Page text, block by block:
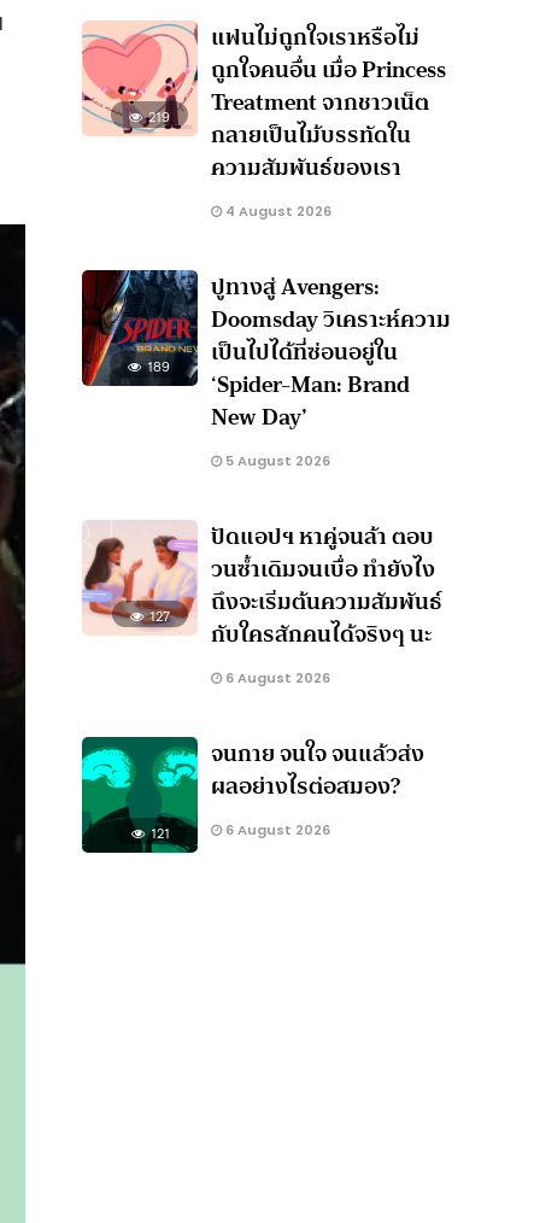
219
แฟนไม่ถูกใจเราหรือไม่
ถูกใจคนอื่น เมื่อ Princess
Treatment จากชาวเน็ต
กลายเป็นไม้บรรทัดใน
ความสัมพันธ์ของเรา
4 August 2026
189
ปูทางสู่ Avengers:
Doomsday วิเคราะห์ความ
เป็นไปได้ที่ซ่อนอยู่ใน
‘Spider-Man: Brand
New Day’
5 August 2026
127
ปัดแอปฯ หาคู่จนล้า ตอบ
วนซ้ำเดิมจนเบื่อ ทำยังไง
ถึงจะเริ่มต้นความสัมพันธ์
กับใครสักคนได้จริงๆ นะ
6 August 2026
121
จนกาย จนใจ จนแล้วส่ง
ผลอย่างไรต่อสมอง?
6 August 2026